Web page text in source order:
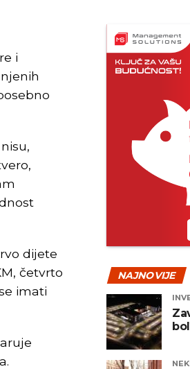
i
dijete
četvrto
imati
NAJNOVIJE